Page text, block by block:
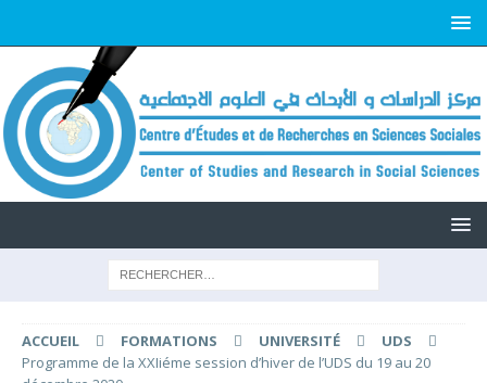
ACCUEIL FORMATIONS UNIVERSITÉ
UDS
Programme de la XXIiéme session d’hiver de l’UDS du 19 au 20